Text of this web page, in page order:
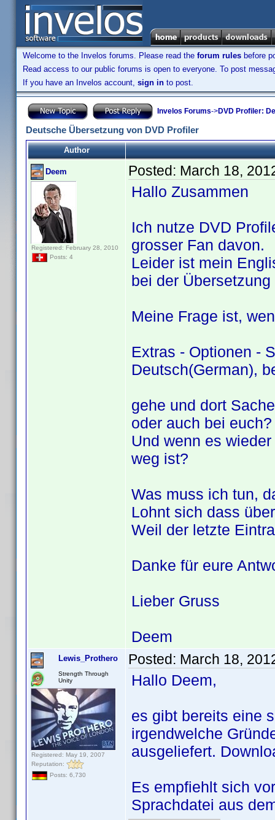
Welcome to the Invelos forums. Please read the forum rules before
Read access to our public forums is open to everyone. To post
If you have an Invelos account, sign in to post.
Invelos Forums->DVD Profiler:
Deutsche Übersetzung von DVD Profiler
Author
Deem
Registered: February 28, 2010
Posts: 4
Posted: March 18,
Hallo Zusammen
Ich nutze DVD
grosser Fan davon.
Leider ist mein
bei der
Meine Frage ist,
Extras - Optionen -
Deutsch(German),
gehe und dort
oder auch bei euch?
Und wenn es
weg ist?
Was muss ich tun,
Lohnt sich dass
Weil der letzte
Danke für eure
Lieber Gruss
Deem
Lewis_Prothero
Strength Through
Unity
Registered: May 19, 2007
Reputation:
Posts: 6,730
Posted: March 18,
Hallo Deem,
es gibt bereits eine
irgendwelche
ausgeliefert.
Es empfiehlt sich
Sprachdatei aus